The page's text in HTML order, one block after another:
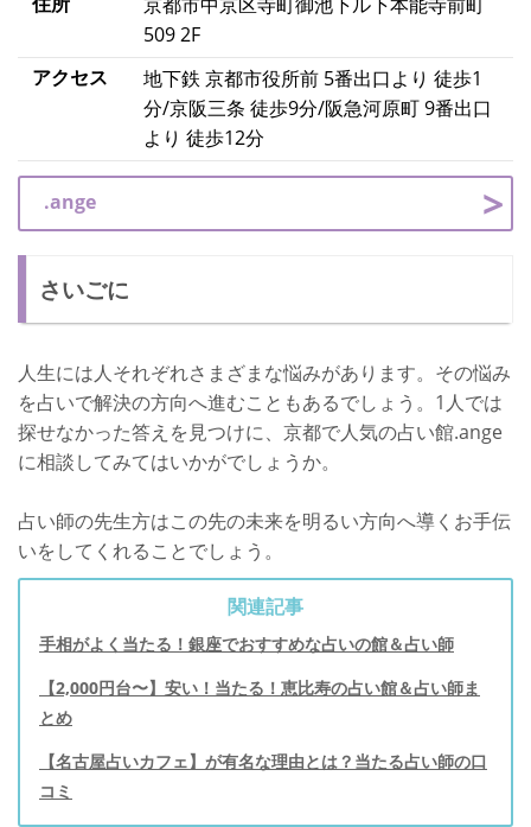
509 2F
アクセス
地下鉄 京都市役所前 5番出口より 徒歩1
分/京阪三条 徒歩9分/阪急河原町 9番出口
より 徒歩12分
.ange
さいごに
人生には人それぞれさまざまな悩みがあります。その悩み
を占いで解決の方向へ進むこともあるでしょう。1人では
探せなかった答えを見つけに、京都で人気の占い館.ange
に相談してみてはいかがでしょうか。
占い師の先生方はこの先の未来を明るい方向へ導くお手伝
いをしてくれることでしょう。
関連記事
手相がよく当たる！銀座でおすすめな占いの館＆占い師
【2,000円台〜】安い！当たる！恵比寿の占い館＆占い師ま
とめ
【名古屋占いカフェ】が有名な理由とは？当たる占い師の口
コミ